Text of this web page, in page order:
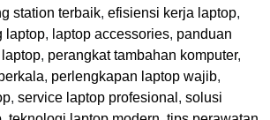
station terbaik, efisiensi kerja laptop,
laptop, laptop accessories, panduan
, perangkat tambahan komputer,
, perlengkapan laptop wajib,
, service laptop profesional , solusi